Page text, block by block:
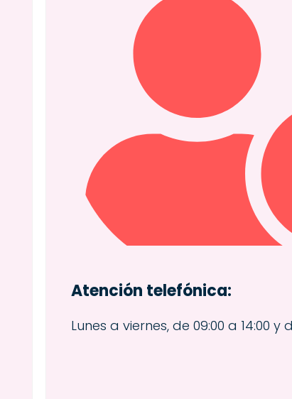
Atención telefónica:
Lunes a viernes, de 09:00 a 14:00 y